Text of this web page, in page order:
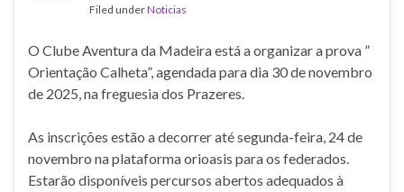
Filed underNoticias
O Clube Aventura da Madeira está a organizar a prova ”
Orientação Calheta”, agendada para dia 30 de novembro
de 2025, na freguesia dos Prazeres.
As inscrições estão a decorrer até segunda-feira, 24 de
novembro na plataforma orioasis para os federados.
Estarão disponíveis percursos abertos adequados à